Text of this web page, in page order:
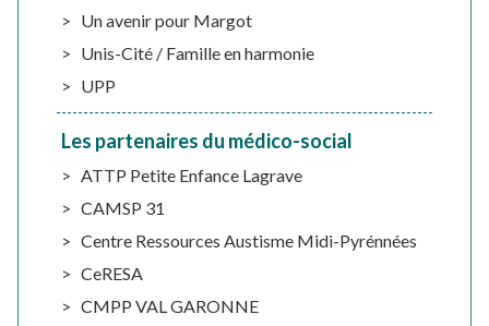
Un avenir pour Margot
Unis-Cité / Famille en harmonie
UPP
Les partenaires du médico-social
ATTP Petite Enfance Lagrave
CAMSP 31
Centre Ressources Austisme Midi-Pyrénnées
CeRESA
CMPP VAL GARONNE